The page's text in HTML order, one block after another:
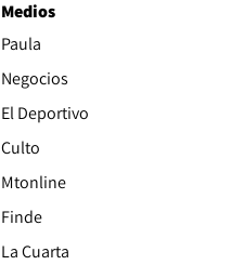
Medios
Paula
Negocios
El Deportivo
Culto
Mtonline
Finde
La Cuarta